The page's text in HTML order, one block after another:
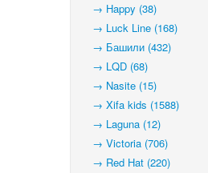
→ Happy (38)
→ Luck Line (168)
→ Башили (432)
→ LQD (68)
→ Nasite (15)
→ Xifa kids (1588)
→ Laguna (12)
→ Victoria (706)
→ Red Hat (220)